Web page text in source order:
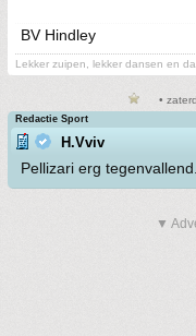
BV Hindley
Lekker zuipen, lekker dansen en
•
Redactie Sport
H.Vviv
Pellizari erg tegenvallend.
▼